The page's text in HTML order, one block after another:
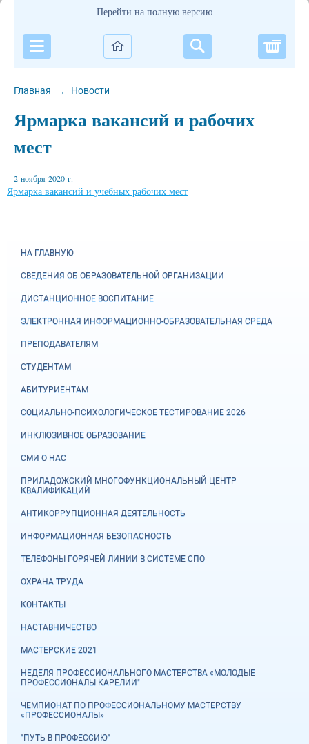
Перейти на полную версию
Главная → Новости
Ярмарка вакансий и рабочих
мест
2 ноября 2020 г.
Ярмарка вакансий и учебных рабочих мест
НА ГЛАВНУЮ
СВЕДЕНИЯ ОБ ОБРАЗОВАТЕЛЬНОЙ ОРГАНИЗАЦИИ
ДИСТАНЦИОННОЕ ВОСПИТАНИЕ
ЭЛЕКТРОННАЯ ИНФОРМАЦИОННО-ОБРАЗОВАТЕЛЬНАЯ СРЕДА
ПРЕПОДАВАТЕЛЯМ
СТУДЕНТАМ
АБИТУРИЕНТАМ
СОЦИАЛЬНО-ПСИХОЛОГИЧЕСКОЕ ТЕСТИРОВАНИЕ 2026
ИНКЛЮЗИВНОЕ ОБРАЗОВАНИЕ
СМИ О НАС
ПРИЛАДОЖСКИЙ МНОГОФУНКЦИОНАЛЬНЫЙ ЦЕНТР
КВАЛИФИКАЦИЙ
АНТИКОРРУПЦИОННАЯ ДЕЯТЕЛЬНОСТЬ
ИНФОРМАЦИОННАЯ БЕЗОПАСНОСТЬ
ТЕЛЕФОНЫ ГОРЯЧЕЙ ЛИНИИ В СИСТЕМЕ СПО
ОХРАНА ТРУДА
КОНТАКТЫ
НАСТАВНИЧЕСТВО
МАСТЕРСКИЕ 2021
НЕДЕЛЯ ПРОФЕССИОНАЛЬНОГО МАСТЕРСТВА «МОЛОДЫЕ
ПРОФЕССИОНАЛЫ КАРЕЛИИ"
ЧЕМПИОНАТ ПО ПРОФЕССИОНАЛЬНОМУ МАСТЕРСТВУ
«ПРОФЕССИОНАЛЫ»
"ПУТЬ В ПРОФЕССИЮ"